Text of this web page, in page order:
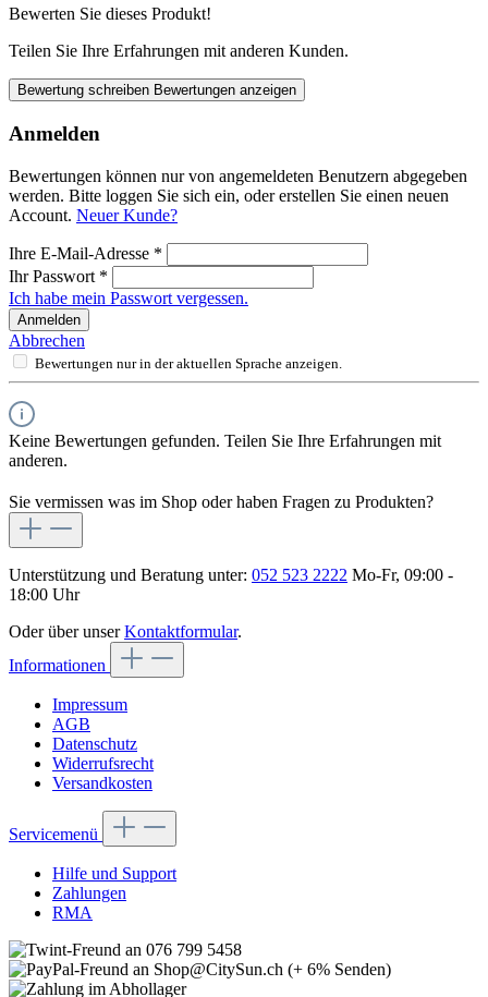
Bewerten Sie dieses Produkt!
Teilen Sie Ihre Erfahrungen mit anderen Kunden.
Bewertung schreiben Bewertungen anzeigen
Anmelden
Bewertungen können nur von angemeldeten Benutzern abgegeben
werden. Bitte loggen Sie sich ein, oder erstellen Sie einen neuen
Account. Neuer Kunde?
Ihre E-Mail-Adresse *
Ihr Passwort *
Ich habe mein Passwort vergessen.
Anmelden
Abbrechen
Bewertungen nur in der aktuellen Sprache anzeigen.
Keine Bewertungen gefunden. Teilen Sie Ihre Erfahrungen mit
anderen.
Sie vermissen was im Shop oder haben Fragen zu Produkten?
Unterstützung und Beratung unter: 052 523 2222 Mo-Fr, 09:00 -
18:00 Uhr
Oder über unserKontaktformular.
Informationen
Impressum
AGB
Datenschutz
Widerrufsrecht
Versandkosten
Servicemenü
Hilfe und Support
Zahlungen
RMA